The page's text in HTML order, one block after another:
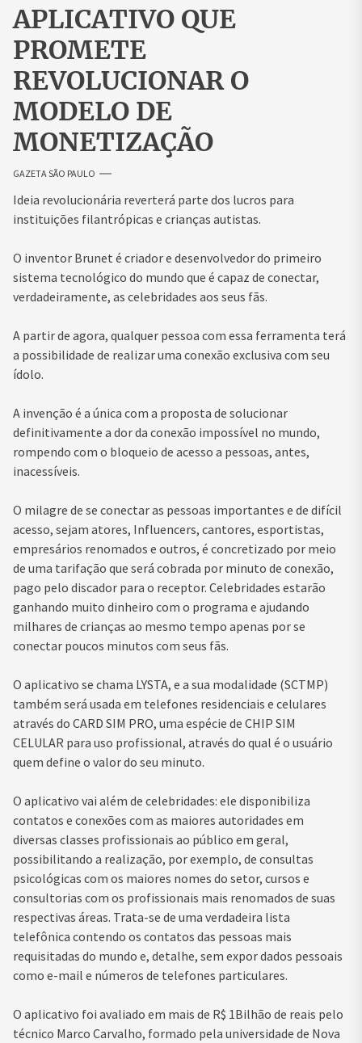
APLICATIVO QUE
PROMETE
REVOLUCIONAR O
MODELO DE
MONETIZAÇÃO
GAZETA SÃO PAULO
Ideia revolucionária reverterá parte dos lucros para
instituições filantrópicas e crianças autistas.
O inventor Brunet é criador e desenvolvedor do primeiro
sistema tecnológico do mundo que é capaz de conectar,
verdadeiramente, as celebridades aos seus fãs.
A partir de agora, qualquer pessoa com essa ferramenta terá
a possibilidade de realizar uma conexão exclusiva com seu
ídolo.
A invenção é a única com a proposta de solucionar
definitivamente a dor da conexão impossível no mundo,
rompendo com o bloqueio de acesso a pessoas, antes,
inacessíveis.
O milagre de se conectar as pessoas importantes e de difícil
acesso, sejam atores, Influencers, cantores, esportistas,
empresários renomados e outros, é concretizado por meio
de uma tarifação que será cobrada por minuto de conexão,
pago pelo discador para o receptor. Celebridades estarão
ganhando muito dinheiro com o programa e ajudando
milhares de crianças ao mesmo tempo apenas por se
conectar poucos minutos com seus fãs.
O aplicativo se chama LYSTA, e a sua modalidade (SCTMP)
também será usada em telefones residenciais e celulares
através do CARD SIM PRO, uma espécie de CHIP SIM
CELULAR para uso profissional, através do qual é o usuário
quem define o valor do seu minuto.
O aplicativo vai além de celebridades: ele disponibiliza
contatos e conexões com as maiores autoridades em
diversas classes profissionais ao público em geral,
possibilitando a realização, por exemplo, de consultas
psicológicas com os maiores nomes do setor, cursos e
consultorias com os profissionais mais renomados de suas
respectivas áreas. Trata-se de uma verdadeira lista
telefônica contendo os contatos das pessoas mais
requisitadas do mundo e, detalhe, sem expor dados pessoais
como e-mail e números de telefones particulares.
O aplicativo foi avaliado em mais de R$ 1Bilhão de reais pelo
técnico Marco Carvalho, formado pela universidade de Nova